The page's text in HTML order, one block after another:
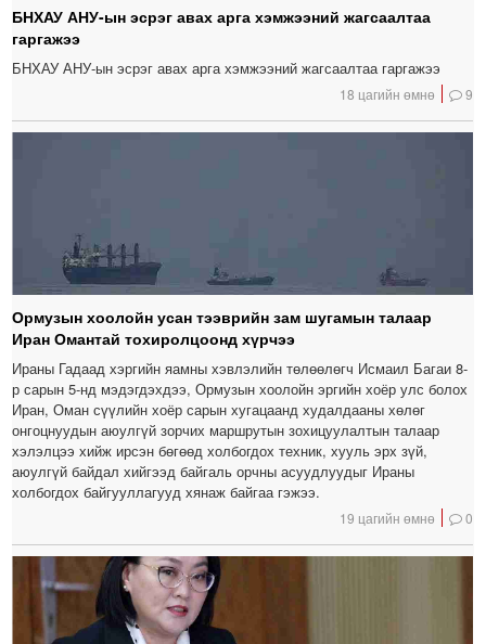
БНХАУ АНУ-ын эсрэг авах арга хэмжээний жагсаалтаа
гаргажээ
БНХАУ АНУ-ын эсрэг авах арга хэмжээний жагсаалтаа гаргажээ
18 цагийн өмнө 9
Ормузын хоолойн усан тээврийн зам шугамын талаар
Иран Омантай тохиролцоонд хүрчээ
Ираны Гадаад хэргийн яамны хэвлэлийн төлөөлөгч Исмаил Багаи 8-
р сарын 5-нд мэдэгдэхдээ, Ормузын хоолойн эргийн хоёр улс болох
Иран, Оман сүүлийн хоёр сарын хугацаанд худалдааны хөлөг
онгоцнуудын аюулгүй зорчих маршрутын зохицуулалтын талаар
хэлэлцээ хийж ирсэн бөгөөд холбогдох техник, хууль эрх зүй,
аюулгүй байдал хийгээд байгаль орчны асуудлуудыг Ираны
холбогдох байгууллагууд хянаж байгаа гэжээ.
19 цагийн өмнө 0